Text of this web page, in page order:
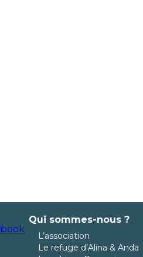
Qui sommes-nous ?
L’association
Le refuge d’Alina & Anda